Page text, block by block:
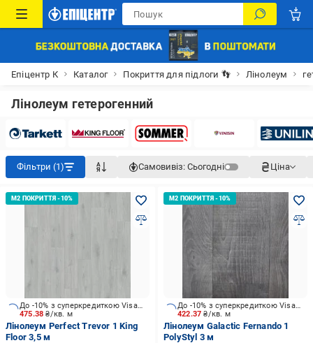
Епіцентр К Каталог Покриття для підлоги 👣 Лінолеум
Лінолеум гетерогенний
Фільтри (1) Самовивіз: Сьогодні Ціна
475.38₴/кв. м
До -10% з суперкредиткою Visa Вигода
Лінолеум Perfect Trevor 1 King
Floor 3,5 м
422.37₴/кв. м
До -10% з суперкредиткою Visa Вигода
Лінолеум Galactic Fernando 1
PolyStyl 3 м